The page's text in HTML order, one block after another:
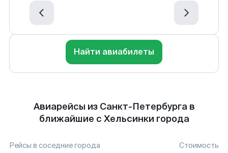
Найти авиабилеты
Авиарейсы из Санкт-Петербурга в
ближайшие с Хельсинки города
Рейсы в соседние города Стоимость